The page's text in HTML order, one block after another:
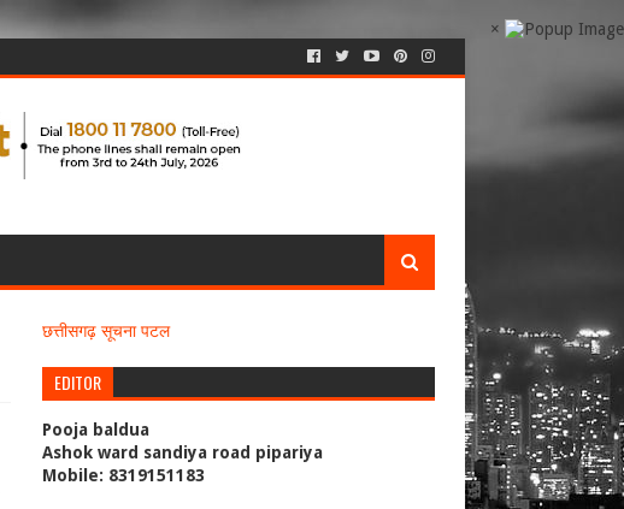
×
छत्तीसगढ़ सूचना पटल
EDITOR
Pooja baldua
Ashok ward sandiya road pipariya
Mobile: 8319151183